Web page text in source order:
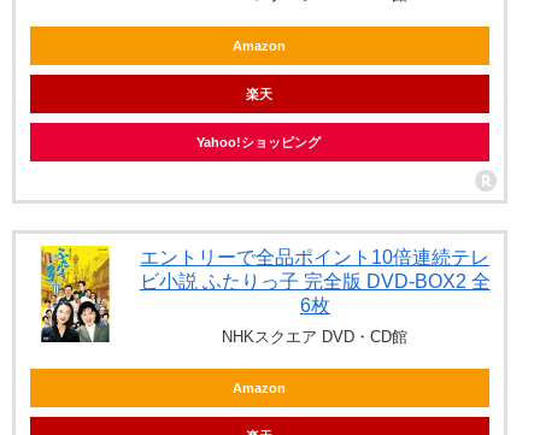
Amazon
楽天
Yahoo!ショッピング
エントリーで全品ポイント10倍連続テレ
ビ小説 ふたりっ子 完全版 DVD-BOX2 全
6枚
NHKスクエア DVD・CD館
Amazon